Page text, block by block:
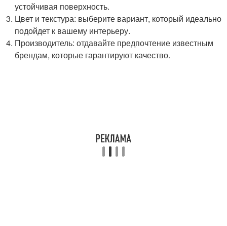
устойчивая поверхность.
Цвет и текстура: выберите вариант, который идеально
подойдет к вашему интерьеру.
Производитель: отдавайте предпочтение известным
брендам, которые гарантируют качество.